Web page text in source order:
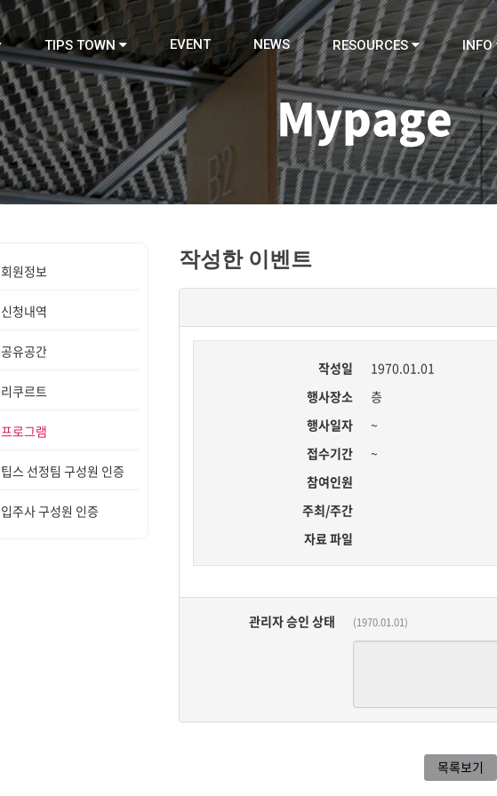
TIPS TOWN EVENT NEWS RESOURCES INFO
Mypage
작성한 이벤트
작성일
1970.01.01
행사장소
층
행사일자
~
접수기간
~
참여인원
주최/주간
자료 파일
관리자 승인 상태 (1970.01.01)
목록보기
회원정보
신청내역
공유공간
리쿠르트
프로그램
팁스 선정팀 구성원 인증
입주사 구성원 인증